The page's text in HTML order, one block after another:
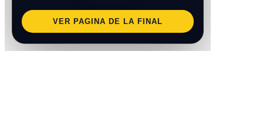
VER PAGINA DE LA FINAL